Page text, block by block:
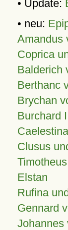
• Update:
• neu:
Amandus
Coprica
Balderich
Berthanc
Brychan
Burchard
Clusus
Elstan
Rufina
Gennard
Johannes